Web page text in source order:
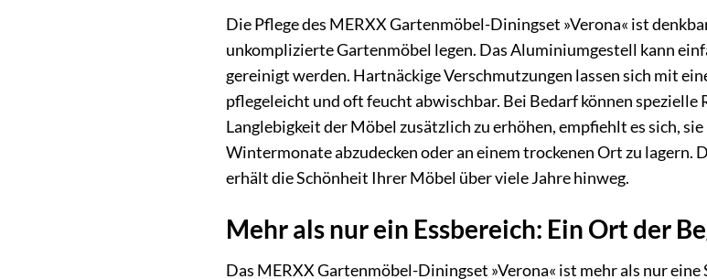
Die Pflege des MERXX Gartenmöbel-Diningset »Verona« ist
unkomplizierte Gartenmöbel legen. Das Aluminiumgestell kann
gereinigt werden. Hartnäckige Verschmutzungen lassen sich mit
pflegeleicht und oft feucht abwischbar. Bei Bedarf können
Langlebigkeit der Möbel zusätzlich zu erhöhen, empfiehlt es sich,
Wintermonate abzudecken oder an einem trockenen Ort zu
erhält die Schönheit Ihrer Möbel über viele Jahre hinweg.
Mehr als nur ein Essbereich: Ein Ort der
Das MERXX Gartenmöbel-Diningset »Verona« ist mehr als nur